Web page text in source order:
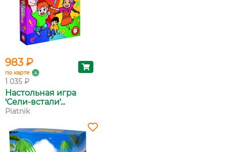
983 ₽
по карте
1 035 ₽
Настольная игра
'Сели-встали'...
Piatnik